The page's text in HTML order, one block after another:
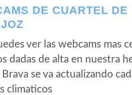
DE CUARTEL
ver las webcams mas
dadas de alta en nuestra
Brava se va actualizando
climaticos